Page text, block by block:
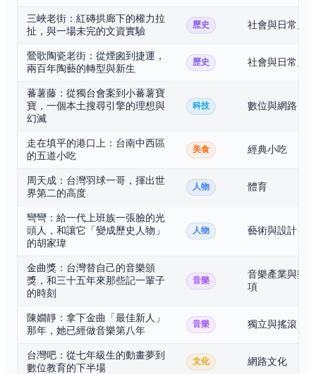
三峽老街：紅磚拱廊下的權力拉
扯，與一場未完的文資實驗
歷史 社會與日常史
鶯歌陶瓷老街：從煙囪到捷運，
兩百年陶藝的轉型與新生
歷史 社會與日常史
蕃薯藤：從獨台會案到小蕃薯寶
寶，一個本土搜尋引擎的理想與
幻滅
科技 數位與網路
走在填平的港口上：台南中西區
的五道小吃
美食 經典小吃
周天成：台灣羽球一哥，揮出世
界第二的高度
人物 體育
彎彎：給一代上班族一張臉的光
頭人，和讓它「變成歷史人物」
的胡家瑋
人物 藝術與設計
金曲獎：台灣替自己的音樂頒
獎，和三十五年來那些記一輩子
的時刻
音樂
音樂產業與獎
項
陳嫺靜：拿下金曲「最佳新人」
那年，她已經做音樂第八年
音樂 獨立與搖滾
台灣吧：從七年級生的動畫夢到
數位教育的下半場
文化 網路文化